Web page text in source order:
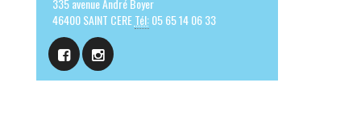
335 avenue André Boyer
46400 SAINT CERETél:05 65 14 06 33